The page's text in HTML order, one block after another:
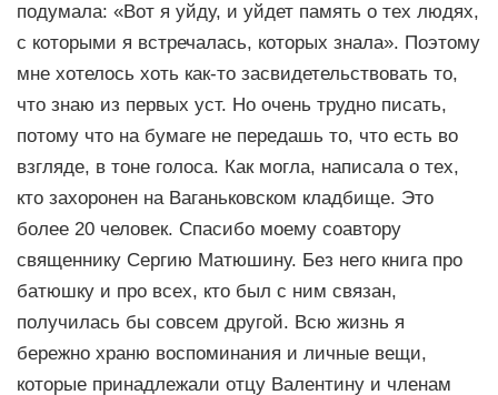
подумала: «Вот я уйду, и уйдет память о тех людях,
с которыми я встречалась, которых знала». Поэтому
мне хотелось хоть как-то засвидетельствовать то,
что знаю из первых уст. Но очень трудно писать,
потому что на бумаге не передашь то, что есть во
взгляде, в тоне голоса. Как могла, написала о тех,
кто захоронен на Ваганьковском кладбище. Это
более 20 человек. Спасибо моему соавтору
священнику Сергию Матюшину. Без него книга про
батюшку и про всех, кто был с ним связан,
получилась бы совсем другой. Всю жизнь я
бережно храню воспоминания и личные вещи,
которые принадлежали отцу Валентину и членам